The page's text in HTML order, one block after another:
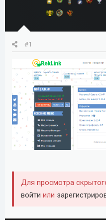
а
#1
Для просмотра
войти или